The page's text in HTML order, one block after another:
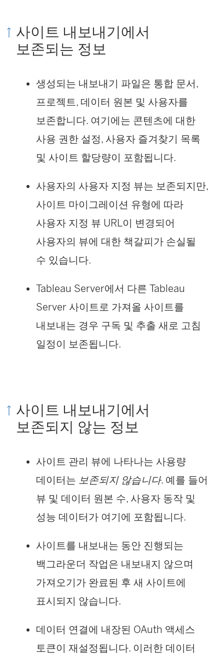
사이트 내보내기에서
보존되는 정보
생성되는 내보내기 파일은 통합 문서,
프로젝트, 데이터 원본 및 사용자를
보존합니다. 여기에는 콘텐츠에 대한
사용 권한 설정, 사용자 즐겨찾기 목록
및 사이트 할당량이 포함됩니다.
사용자의 사용자 지정 뷰는 보존되지만,
사이트 마이그레이션 유형에 따라
사용자 지정 뷰 URL이 변경되어
사용자의 뷰에 대한 책갈피가 손실될
수 있습니다.
Tableau Server에서 다른 Tableau
Server 사이트로 가져올 사이트를
내보내는 경우 구독 및 추출 새로 고침
일정이 보존됩니다.
사이트 내보내기에서
보존되지 않는 정보
사이트 관리 뷰에 나타나는 사용량
데이터는 보존되지 않습니다. 예를 들어
뷰 및 데이터 원본 수, 사용자 동작 및
성능 데이터가 여기에 포함됩니다.
사이트를 내보내는 동안 진행되는
백그라운더 작업은 내보내지 않으며
가져오기가 완료된 후 새 사이트에
표시되지 않습니다.
데이터 연결에 내장된 OAuth 액세스
토큰이 재설정됩니다. 이러한 데이터